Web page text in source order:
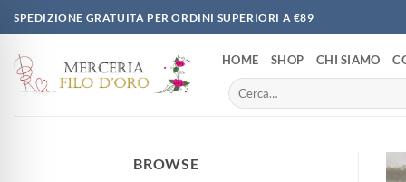
Salta
ai
contenuti
SPEDIZIONE GRATUITA PER ORDINI SUPERIORI A €89
HOME SHOP CHI SIAMO
Cerca:
BROWSE